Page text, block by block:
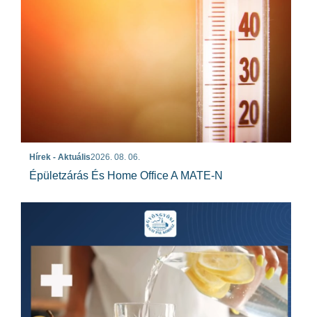
Hírek - Aktuális2026. 08. 06.
Épületzárás És Home Office A MATE-N